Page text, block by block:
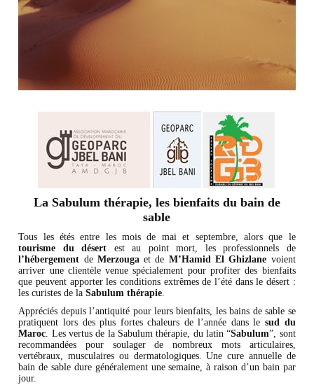
La Sabulum thérapie, les bienfaits du bain de
sable
Tous les étés entre les mois de mai et septembre, alors que le
tourisme du désert est au point mort, les professionnels de
l’hébergement de Merzougaet de M’Hamid El Ghizlane voient
arriver une clientèle venue spécialement pour profiter des bienfaits
que peuvent apporter les conditions extrêmes de l’été dans le désert :
les curistes de laSabulum thérapie.
Appréciés depuis l’antiquité pour leurs bienfaits, les bains de sable se
pratiquent lors des plus fortes chaleurs de l’année dans le sud du
Maroc. Les vertus de la Sabulum thérapie, du latin “Sabulum”, sont
recommandées pour soulager de nombreux mots articulaires,
vertébraux, musculaires ou dermatologiques. Une cure annuelle de
bain de sable dure généralement une semaine, à raison d’un bain par
jour.